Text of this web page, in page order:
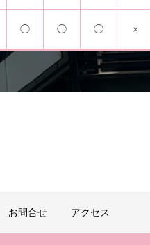
◯ ◯ ◯ ×
お問合せ アクセス